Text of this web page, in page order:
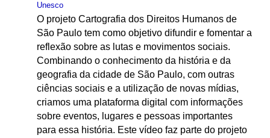
Unesco
O projeto Cartografia dos Direitos Humanos de
São Paulo tem como objetivo difundir e fomentar a
reflexão sobre as lutas e movimentos sociais.
Combinando o conhecimento da história e da
geografia da cidade de São Paulo, com outras
ciências sociais e a utilização de novas mídias,
criamos uma plataforma digital com informações
sobre eventos, lugares e pessoas importantes
para essa história. Este vídeo faz parte do projeto